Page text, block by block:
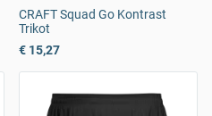
CRAFT Squad Go Kontrast
Trikot
€ 15,27